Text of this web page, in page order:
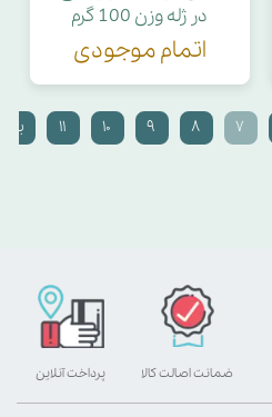
در ژله وزن 100 گرم
اتمام موجودی
۷ ۸ ۹ ۱۰ ۱۱
پرداخت آنلاین ضمانت اصالت کالا